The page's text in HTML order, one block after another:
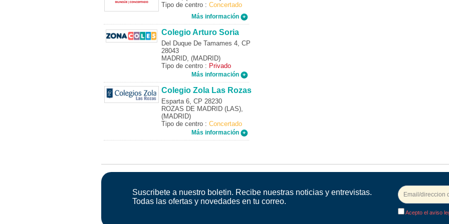
Tipo de centro : Concertado
Más información
Colegio Arturo Soria
Del Duque De Tamames 4, CP
28043
MADRID, (MADRID)
Tipo de centro : Privado
Más información
Colegio Zola Las Rozas
Esparta 6, CP 28230
ROZAS DE MADRID (LAS),
(MADRID)
Tipo de centro : Concertado
Más información
Suscribete a nuestro boletin. Recibe nuestras noticias y entrevistas.
Todas las ofertas y novedades en tu correo.
Acepto el aviso